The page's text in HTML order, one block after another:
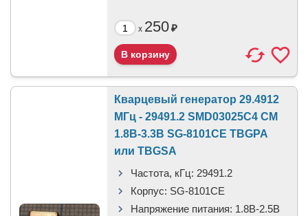
x 250₽
Кварцевый генератор 29.4912
МГц - 29491.2 SMD03025C4 CM
1.8В-3.3В SG-8101CE TBGPA
или TBGSA
Частота, кГц: 29491.2
Корпус: SG-8101CE
Напряжение питания: 1.8В-2.5B